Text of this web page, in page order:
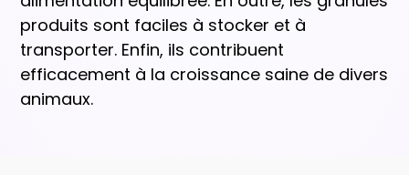
produits sont faciles à stocker et à
transporter. Enfin, ils contribuent
efficacement à la croissance saine de divers
animaux.